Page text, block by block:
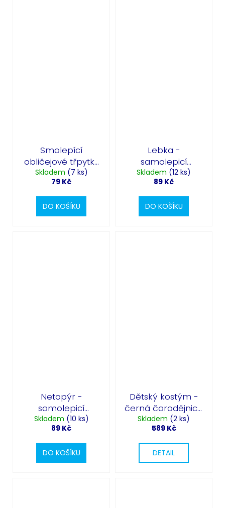
Smolepící
obličejové třpytky
- Muerte - Day of
the Dead
Skladem (7 ks)
79 Kč
DO KOŠÍKU
Lebka -
samolepicí
kamínky na obličej
Skladem (12 ks)
89 Kč
DO KOŠÍKU
Netopýr -
samolepicí
kamínky na obličej
Skladem (10 ks)
89 Kč
DO KOŠÍKU
Dětský kostým -
černá čarodějnice
- Wicked Witch Girl
Skladem (2 ks)
589 Kč
DETAIL